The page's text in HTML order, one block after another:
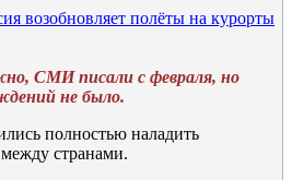
возобновляет полёты на курорты
СМИ писали с февраля, но
не было.
полностью наладить
странами.